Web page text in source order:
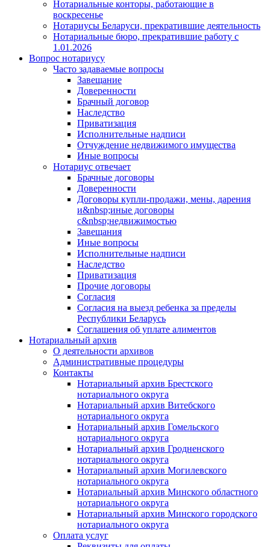
Нотариальные конторы, работающие в
воскресенье
Нотариусы Беларуси, прекратившие деятельность
Нотариальные бюро, прекратившие работу с
1.01.2026
Вопрос нотариусу
Часто задаваемые вопросы
Завещание
Доверенности
Брачный договор
Наследство
Приватизация
Исполнительные надписи
Отчуждение недвижимого имущества
Иные вопросы
Нотариус отвечает
Брачные договоры
Доверенности
Договоры купли-продажи, мены, дарения
и&nbsp;иные договоры
с&nbsp;недвижимостью
Завещания
Иные вопросы
Исполнительные надписи
Наследство
Приватизация
Прочие договоры
Согласия
Согласия на выезд ребенка за пределы
Республики Беларусь
Соглашения об уплате алиментов
Нотариальный архив
О деятельности архивов
Административные процедуры
Контакты
Нотариальный архив Брестского
нотариального округа
Нотариальный архив Витебского
нотариального округа
Нотариальный архив Гомельского
нотариального округа
Нотариальный архив Гродненского
нотариального округа
Нотариальный архив Могилевского
нотариального округа
Нотариальный архив Минского областного
нотариального округа
Нотариальный архив Минского городского
нотариального округа
Оплата услуг